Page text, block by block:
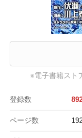
※電子書籍スト
登録数
ページ数